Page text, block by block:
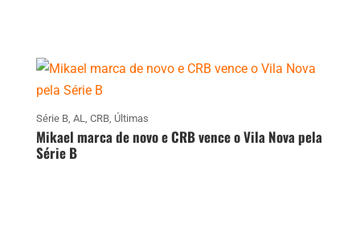
Série B, AL, CRB, Últimas
Mikael marca de novo e CRB vence o Vila Nova pela
Série B